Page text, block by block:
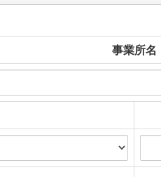
事業所名